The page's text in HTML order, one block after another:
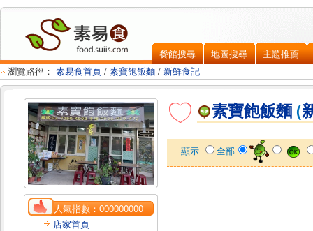
餐館搜尋 地圖搜尋
主題推薦
瀏覽路徑： 素易食首頁 / 素寶飽飯麵 / 新鮮食記
人氣指數：000000000
店家首頁
素寶飽飯麵 (
顯示 全部